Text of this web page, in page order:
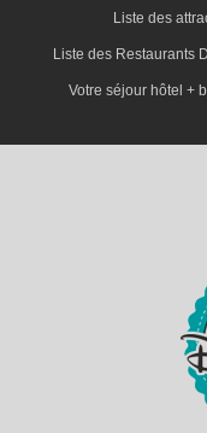
Liste des
Liste des Restaurants
Votre séjour hôtel +